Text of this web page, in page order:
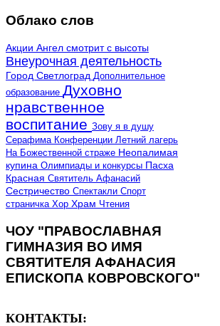
Облако слов
Акции Ангел смотрит с высоты
Внеурочная деятельность
Город Светлоград Дополнительное
образование Духовно
нравственное
воспитание Зову я в душу
Серафима Конференции Летний лагерь
На Божественной страже Неопалимая
купина Олимпиады и конкурсы Пасха
Красная Святитель Афанасий
Сестричество Спектакли Спорт
страничка Хор Храм Чтения
ЧОУ "ПРАВОСЛАВНАЯ
ГИМНАЗИЯ ВО ИМЯ
СВЯТИТЕЛЯ АФАНАСИЯ
ЕПИСКОПА КОВРОВСКОГО"
КОНТАКТЫ: